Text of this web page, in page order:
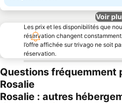
Voir
Les prix et les disponibilités que
réservation changent
l’offre affichée sur trivago ne soit
réservation.
Questions fréquemment
Rosalie
Rosalie : autres